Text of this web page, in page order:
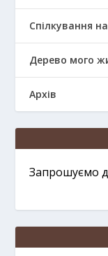
Спілкування
Дерево мого
Архів
Запрошуємо